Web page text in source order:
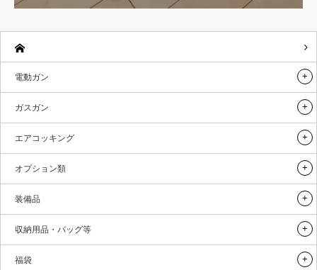
電動ガン
ガスガン
エアコッキング
オプション類
装備品
収納用品・バッグ等
福袋